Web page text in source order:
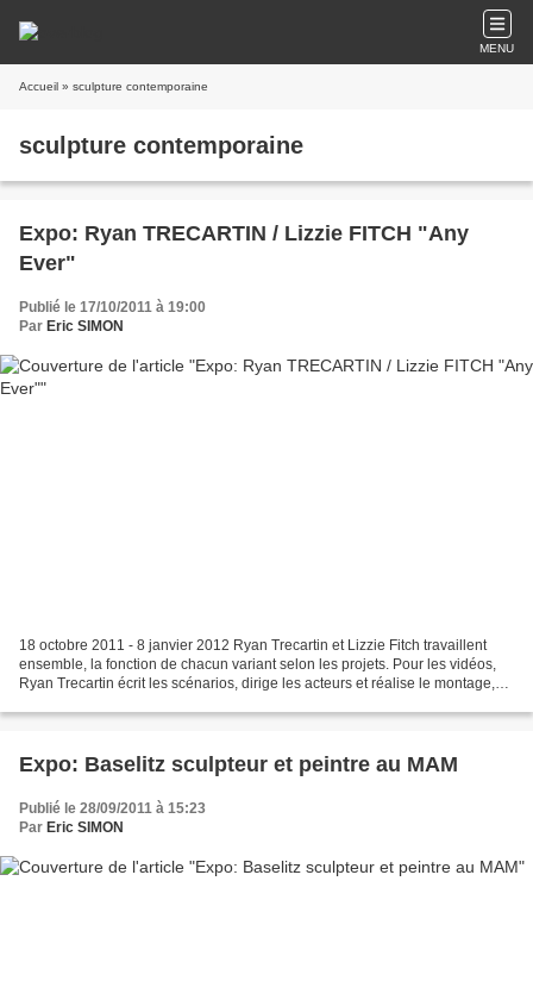
MENU
Accueil » sculpture contemporaine
sculpture contemporaine
Expo: Ryan TRECARTIN / Lizzie FITCH "Any
Ever"
Publié le 17/10/2011 à 19:00
Par Eric SIMON
18 octobre 2011 - 8 janvier 2012 Ryan Trecartin et Lizzie Fitch travaillent
ensemble, la fonction de chacun variant selon les projets. Pour les vidéos,
Ryan Trecartin écrit les scénarios, dirige les acteurs et réalise le montage,
Expo: Baselitz sculpteur et peintre au MAM
Publié le 28/09/2011 à 15:23
Par Eric SIMON